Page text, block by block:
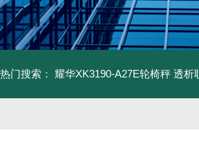
热门搜索： 耀华XK3190-A27E轮椅秤 透析